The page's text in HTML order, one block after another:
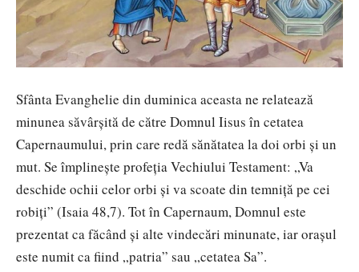
Sfânta Evanghelie din duminica aceasta ne relatează
minunea săvârșită de către Domnul Iisus în cetatea
Capernaumului, prin care redă sănătatea la doi orbi și un
mut. Se împlinește profeția Vechiului Testament: „Va
deschide ochii celor orbi și va scoate din temniță pe cei
robiți” (Isaia 48,7). Tot în Capernaum, Domnul este
prezentat ca făcând și alte vindecări minunate, iar orașul
este numit ca fiind „patria” sau „cetatea Sa”.